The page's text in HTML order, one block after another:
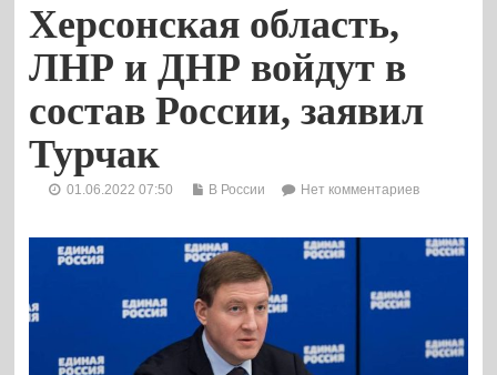
Херсонская область,
ЛНР и ДНР войдут в
состав России, заявил
Турчак
01.06.2022 07:50 В России Нет комментариев